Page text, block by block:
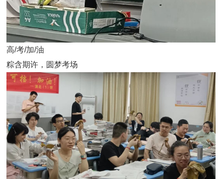
高/考/加/油
粽含期许，圆梦考场